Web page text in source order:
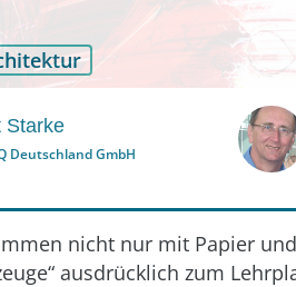
Starke
Deutschland GmbH
nicht nur mit Papier
ausdrücklich zum